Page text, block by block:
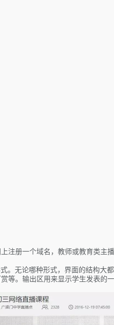
注册一个域名，教师或教育类
。无论哪种形式，界面的结构
等。输出区用来显示学生发表的